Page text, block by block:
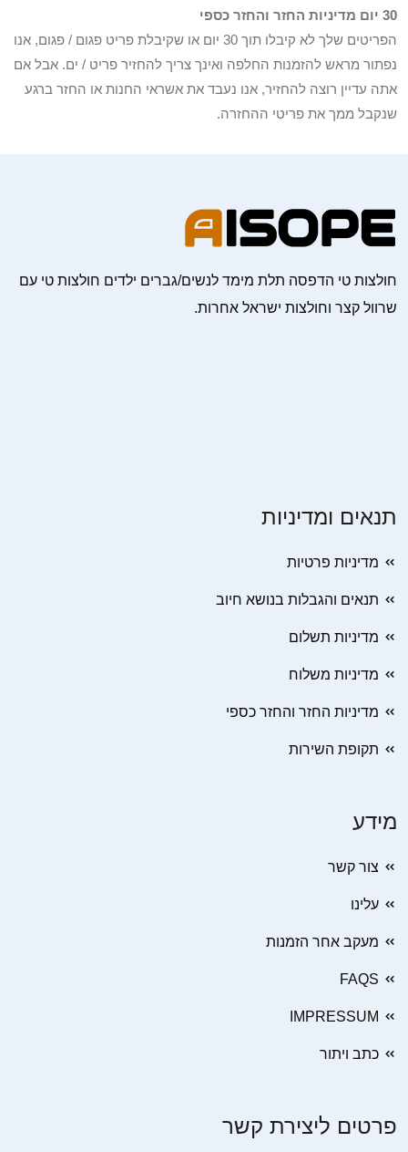
30 יום מדיניות החזר והחזר כספי
הפריטים שלך לא קיבלו תוך 30 יום או שקיבלת פריט פגום / פגום, אנו
נפתור מראש להזמנות החלפה ואינך צריך להחזיר פריט / ים. אבל אם
אתה עדיין רוצה להחזיר, אנו נעבד את אשראי החנות או החזר ברגע
שנקבל ממך את פריטי ההחזרה.
חולצות טי הדפסה תלת מימד לנשים/גברים ילדים חולצות טי עם
שרוול קצר וחולצות ישראל אחרות.
תנאים ומדיניות
מדיניות פרטיות
תנאים והגבלות בנושא חיוב
מדיניות תשלום
מדיניות משלוח
מדיניות החזר והחזר כספי
תקופת השירות
מידע
צור קשר
עלינו
מעקב אחר הזמנות
FAQS
IMPRESSUM
כתב ויתור
פרטים ליצירת קשר